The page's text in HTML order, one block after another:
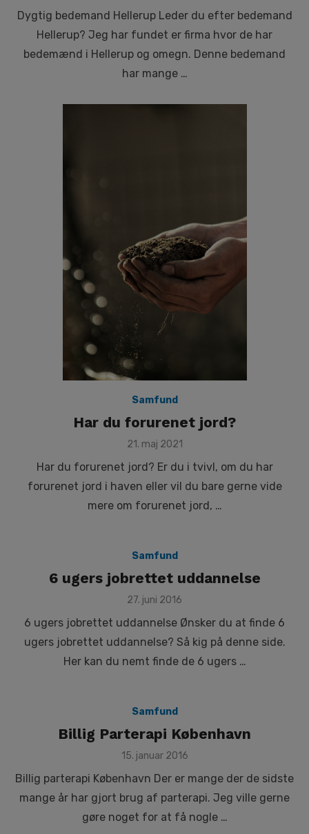
Dygtig bedemand Hellerup Leder du efter bedemand
Hellerup? Jeg har fundet er firma hvor de har
bedemænd i Hellerup og omegn. Denne bedemand
har mange …
Samfund
Har du forurenet jord?
Posted
21. maj 2021
Har du forurenet jord? Er du i tvivl, om du har
forurenet jord i haven eller vil du bare gerne vide
mere om forurenet jord, …
Samfund
6 ugers jobrettet uddannelse
Posted
27. juni 2016
6 ugers jobrettet uddannelse Ønsker du at finde 6
ugers jobrettet uddannelse? Så kig på denne side.
Her kan du nemt finde de 6 ugers …
Samfund
Billig Parterapi København
Posted
15. januar 2016
Billig parterapi København Der er mange der de sidste
mange år har gjort brug af parterapi. Jeg ville gerne
gøre noget for at få nogle …